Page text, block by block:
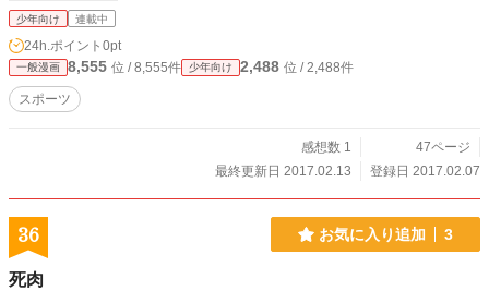
少年向け 連載中
24h.ポイント 0pt
一般漫画 8,555 位 / 8,555件 少年向け 2,488 位 / 2,488件
スポーツ
感想数 1
47ページ
最終更新日 2017.02.13
登録日 2017.02.07
36 お気に入り追加 3
死肉